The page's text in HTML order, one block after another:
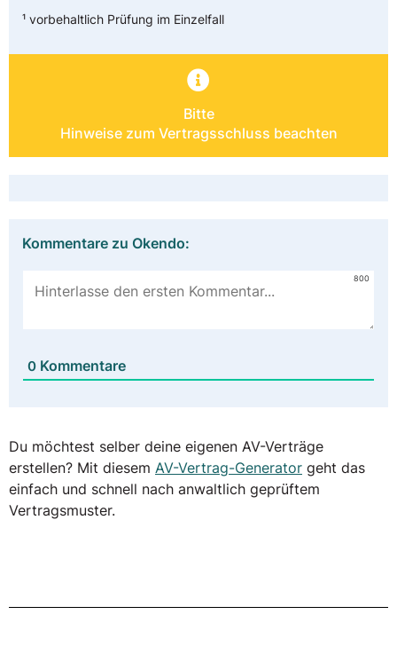
¹ vorbehaltlich Prüfung im Einzelfall
Bitte
Hinweise zum Vertragsschluss beachten
Kommentare zu Okendo:
800
0 Kommentare
Du möchtest selber deine eigenen AV-Verträge
erstellen? Mit diesem AV-Vertrag-Generator geht das
einfach und schnell nach anwaltlich geprüftem
Vertragsmuster.